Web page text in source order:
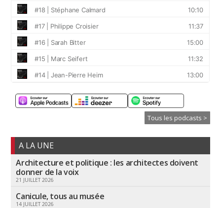
Tous les podcasts >
A LA UNE
Architecture et politique : les architectes doivent
donner de la voix
21 JUILLET 2026
Canicule, tous au musée
14 JUILLET 2026